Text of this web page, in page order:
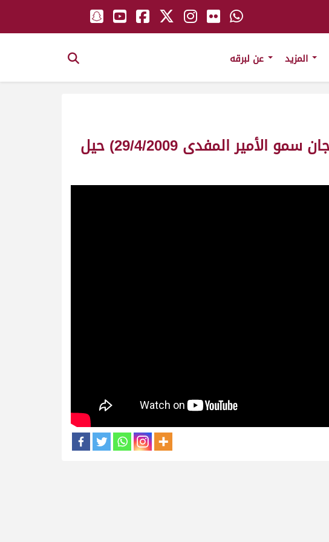
ش1 طرفاشة لـ هجن الرئاسة -المضمر: عيسى سعيد الخييلي (مهرجان سمو الأمير المفدى 29/4/2009) حيل